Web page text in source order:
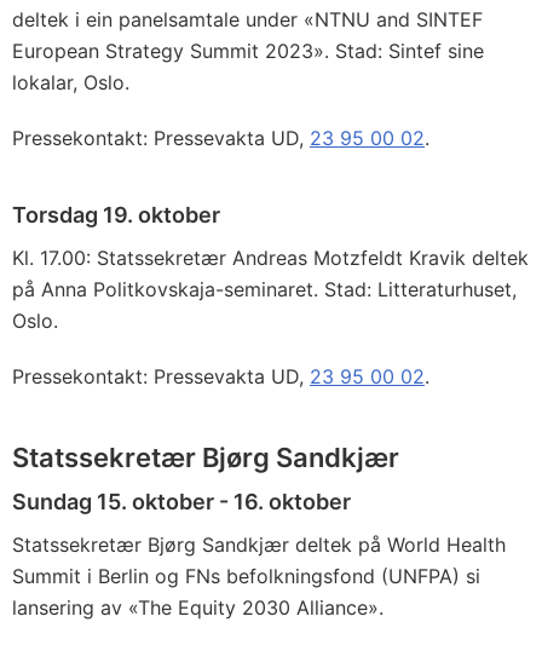
deltek i ein panelsamtale under «NTNU and SINTEF
European Strategy Summit 2023». Stad: Sintef sine
lokalar, Oslo.
Pressekontakt: Pressevakta UD, 23 95 00 02.
Torsdag 19. oktober
Kl. 17.00: Statssekretær Andreas Motzfeldt Kravik deltek
på Anna Politkovskaja-seminaret. Stad: Litteraturhuset,
Oslo.
Pressekontakt: Pressevakta UD, 23 95 00 02.
Statssekretær Bjørg Sandkjær
Sundag 15. oktober - 16. oktober
Statssekretær Bjørg Sandkjær deltek på World Health
Summit i Berlin og FNs befolkningsfond (UNFPA) si
lansering av «The Equity 2030 Alliance».